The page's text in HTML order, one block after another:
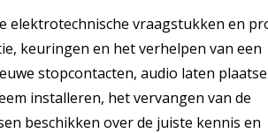
elektrotechnische vraagstukken en
keuringen en het verhelpen van een
stopcontacten, audio laten
installeren, het vervangen van de
beschikken over de juiste kennis en